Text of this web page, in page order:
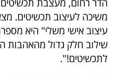
משיכה לעיצוב תכשיטים.
שילוב חלק גדול מהאהבות
לתכשיטים!".